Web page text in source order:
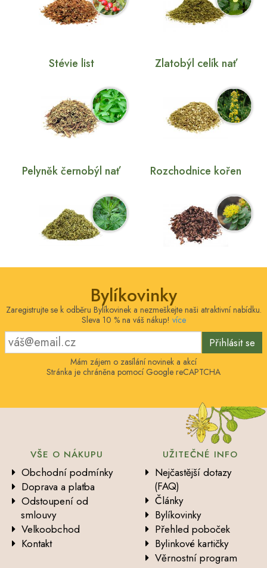
Stévie list Zlatobýl celík nať
Pelyněk černobýl nať Rozchodnice kořen
Bylíkovinky
Zaregistrujte se k odběru Bylíkovinek a nezmeškejte naši atraktivní nabídku.
Sleva 10 % na váš nákup! více
Přihlásit se
Mám zájem o zasílání novinek a akcí
Stránka je chráněna pomocí Google reCAPTCHA
VŠE O NÁKUPU
Obchodní podmínky
Doprava a platba
Odstoupení od
smlouvy
Velkoobchod
Kontakt
UŽITEČNÉ INFO
Nejčastější dotazy
(FAQ)
Články
Bylíkovinky
Přehled poboček
Bylinkové kartičky
Věrnostní program